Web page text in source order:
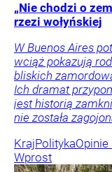
„Nie chodzi o
rzezi wołyńskiej
W Buenos Aires
wciąż pokazują
bliskich
Ich dramat
jest historią
nie została
KrajPolityka
Wprost